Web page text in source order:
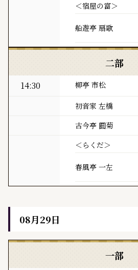
＜宿屋の富＞
船遊亭 扇歌
二部
14:30 柳亭 市松
初音家 左橋
古今亭 圓菊
＜らくだ＞
春風亭 一左
08月29日
黒門亭 本日の寄席出演者
一部